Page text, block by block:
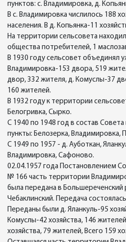
пунктов: с. Владимировка, д.
В с. Владимировка числилось 188
населения. В д. Копьянка-11
На территории сельсовета
общества потребителей, 1
В 1930 году сельсовет объединял
Владимировка-153 двора, 519
двор, 332 жителя, д. Комуслы-37
160 жителей.
В 1932 году к территории
Белогривка, Сырко.
С 1940 по 1948 год в состав
пункты: Белозерка, Владимировка,
С 1949 по 1957 - д. Ауботкан,
Владимировка, Сафоново.
02.04.1957 года Постановлением
№ 166 часть территории
была передана в Большереченский
Чебаклинский. Передача
Переданы были д. Яланкуль-95
Комуслы-42 хозяйства, 146
хозяйства, 79 жителей, Всего 159